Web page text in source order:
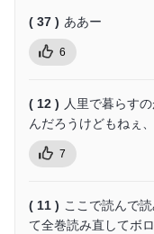
( 37 ) ああー
6
( 12 ) 人里で暮らす
んだろうけどもねぇ
7
( 11 ) ここで読んで
て全巻読み直してボ